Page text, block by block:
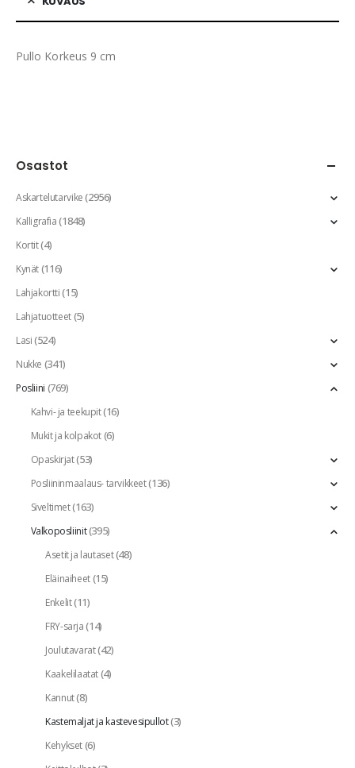
Pullo Korkeus 9 cm
Osastot
Askartelutarvike(2956)
Kalligrafia(1848)
Kortit(4)
Kynät(116)
Lahjakortti(15)
Lahjatuotteet(5)
Lasi(524)
Nukke (341)
Posliini (769)
Kahvi- ja teekupit(16)
Mukit ja kolpakot(6)
Opaskirjat(53)
Posliininmaalaus- tarvikkeet(136)
Siveltimet(163)
Valkoposliinit(395)
Asetit ja lautaset(48)
Eläinaiheet(15)
Enkelit(11)
FRY-sarja(14)
Joulutavarat(42)
Kaakelilaatat(4)
Kannut(8)
Kastemaljat ja kastevesipullot(3)
Kehykset(6)